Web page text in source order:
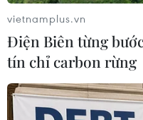
cấp quản lý trung và
giảm./.
vietnamplus.vn
Điện Biên từng
tín chỉ carbon rừng